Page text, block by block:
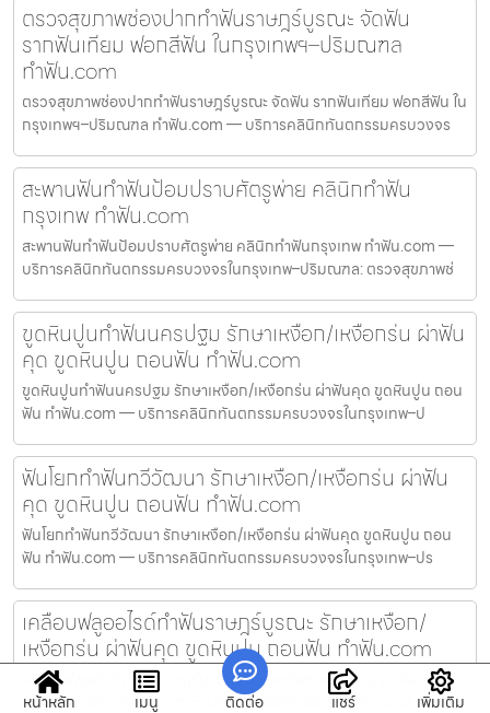
ตรวจสุขภาพช่องปากทำฟันราษฎร์บูรณะ จัดฟัน
รากฟันเทียม ฟอกสีฟัน ในกรุงเทพฯ–ปริมณฑล
ทำฟัน.com
ตรวจสุขภาพช่องปากทำฟันราษฎร์บูรณะ จัดฟัน รากฟันเทียม ฟอกสีฟัน ใน
กรุงเทพฯ–ปริมณฑล ทำฟัน.com — บริการคลินิกทันตกรรมครบวงจร
สะพานฟันทำฟันป้อมปราบศัตรูพ่าย คลินิกทำฟัน
กรุงเทพ ทำฟัน.com
สะพานฟันทำฟันป้อมปราบศัตรูพ่าย คลินิกทำฟันกรุงเทพ ทำฟัน.com —
บริการคลินิกทันตกรรมครบวงจรในกรุงเทพ–ปริมณฑล: ตรวจสุขภาพช่
ขูดหินปูนทำฟันนครปฐม รักษาเหงือก/เหงือกร่น ผ่าฟัน
คุด ขูดหินปูน ถอนฟัน ทำฟัน.com
ขูดหินปูนทำฟันนครปฐม รักษาเหงือก/เหงือกร่น ผ่าฟันคุด ขูดหินปูน ถอน
ฟัน ทำฟัน.com — บริการคลินิกทันตกรรมครบวงจรในกรุงเทพ–ป
ฟันโยกทำฟันทวีวัฒนา รักษาเหงือก/เหงือกร่น ผ่าฟัน
คุด ขูดหินปูน ถอนฟัน ทำฟัน.com
ฟันโยกทำฟันทวีวัฒนา รักษาเหงือก/เหงือกร่น ผ่าฟันคุด ขูดหินปูน ถอน
ฟัน ทำฟัน.com — บริการคลินิกทันตกรรมครบวงจรในกรุงเทพ–ปร
เคลือบฟลูออไรด์ทำฟันราษฎร์บูรณะ รักษาเหงือก/
เหงือกร่น ผ่าฟันคุด ขูดหินปูน ถอนฟัน ทำฟัน.com
เคลือบฟลูออไรด์ทำฟันราษฎร์บูรณะ รักษาเหงือก/เหงือกร่น ผ่าฟันคุด ขูด
หินปูน ถอนฟัน ทำฟัน.com — บริการคลินิกทันตกรรมครบวงจร
หน้าหลัก เมนู ติดต่อ แชร์ เพิ่มเติม